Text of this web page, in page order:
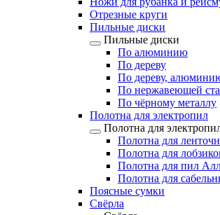
Отрезные круги
Пильные диски
Пильные диски
По алюминию
По дереву
По дереву,
По нержавеющей
По чёрному металлу
Полотна для электропил
Полотна для
Полотна для
Полотна для
Полотна для пил
Полотна для
Поясные сумки
Свёрла